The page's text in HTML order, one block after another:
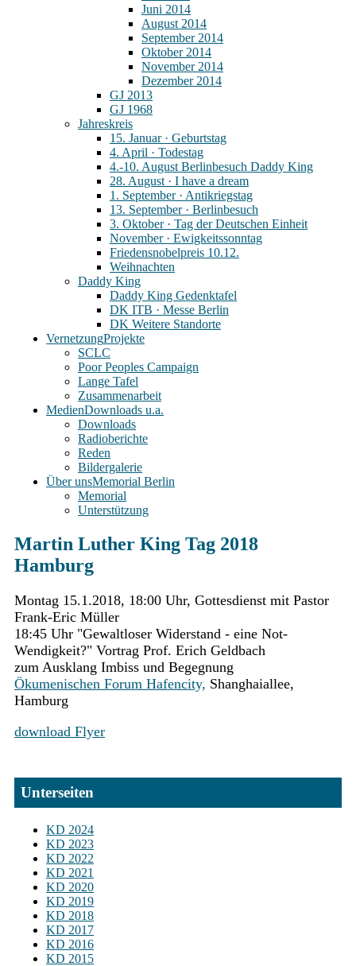
Juni 2014
August 2014
September 2014
Oktober 2014
November 2014
Dezember 2014
GJ 2013
GJ 1968
Jahreskreis
15. Januar · Geburtstag
4. April · Todestag
4.-10. August Berlinbesuch Daddy King
28. August · I have a dream
1. September · Antikriegstag
13. September · Berlinbesuch
3. Oktober · Tag der Deutschen Einheit
November · Ewigkeitssonntag
Friedensnobelpreis 10.12.
Weihnachten
Daddy King
Daddy King Gedenktafel
DK ITB · Messe Berlin
DK Weitere Standorte
VernetzungProjekte
SCLC
Poor Peoples Campaign
Lange Tafel
Zusammenarbeit
MedienDownloads u.a.
Downloads
Radioberichte
Reden
Bildergalerie
Über unsMemorial Berlin
Memorial
Unterstützung
Martin Luther King Tag 2018
Hamburg
Montag 15.1.2018, 18:00 Uhr, Gottesdienst mit Pastor
Frank-Eric Müller
18:45 Uhr "Gewaltloser Widerstand - eine Not-
Wendigkeit?" Vortrag Prof. Erich Geldbach
zum Ausklang Imbiss und Begegnung
Ökumenischen Forum Hafencity, Shanghaiallee,
Hamburg
download Flyer
Unterseiten
KD 2024
KD 2023
KD 2022
KD 2021
KD 2020
KD 2019
KD 2018
KD 2017
KD 2016
KD 2015